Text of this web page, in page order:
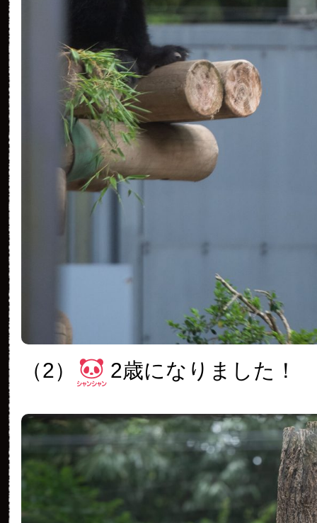
（2） 2歳になりました！